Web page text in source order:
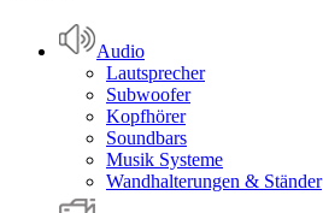
Audio
Lautsprecher
Subwoofer
Kopfhörer
Soundbars
Musik Systeme
Wandhalterungen & Ständer